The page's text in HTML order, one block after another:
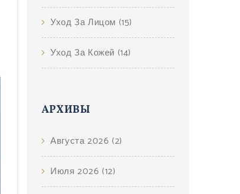
Уход За Лицом (15)
Уход За Кожей (14)
АРХИВЫ
Августа 2026 (2)
Июля 2026 (12)